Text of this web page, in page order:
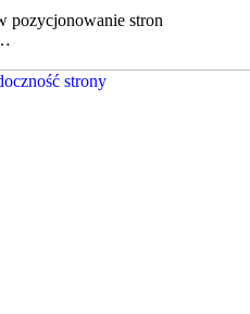
pozycjonowanie stron